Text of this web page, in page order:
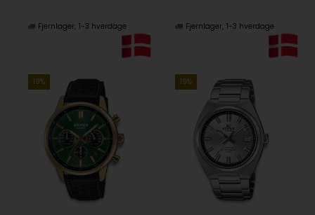
Fjernlager 1-3 hverdage Fjernlager 1-3 hverdage
19% 19%